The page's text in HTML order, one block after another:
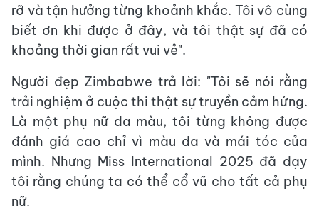
rỡ và tận hưởng từng khoảnh khắc. Tôi vô cùng
biết ơn khi được ở đây, và tôi thật sự đã có
khoảng thời gian rất vui vẻ".
Người đẹp Zimbabwe trả lời: "Tôi sẽ nói rằng
trải nghiệm ở cuộc thi thật sự truyền cảm hứng.
Là một phụ nữ da màu, tôi từng không được
đánh giá cao chỉ vì màu da và mái tóc của
mình. Nhưng Miss International 2025 đã dạy
tôi rằng chúng ta có thể cổ vũ cho tất cả phụ
nữ.